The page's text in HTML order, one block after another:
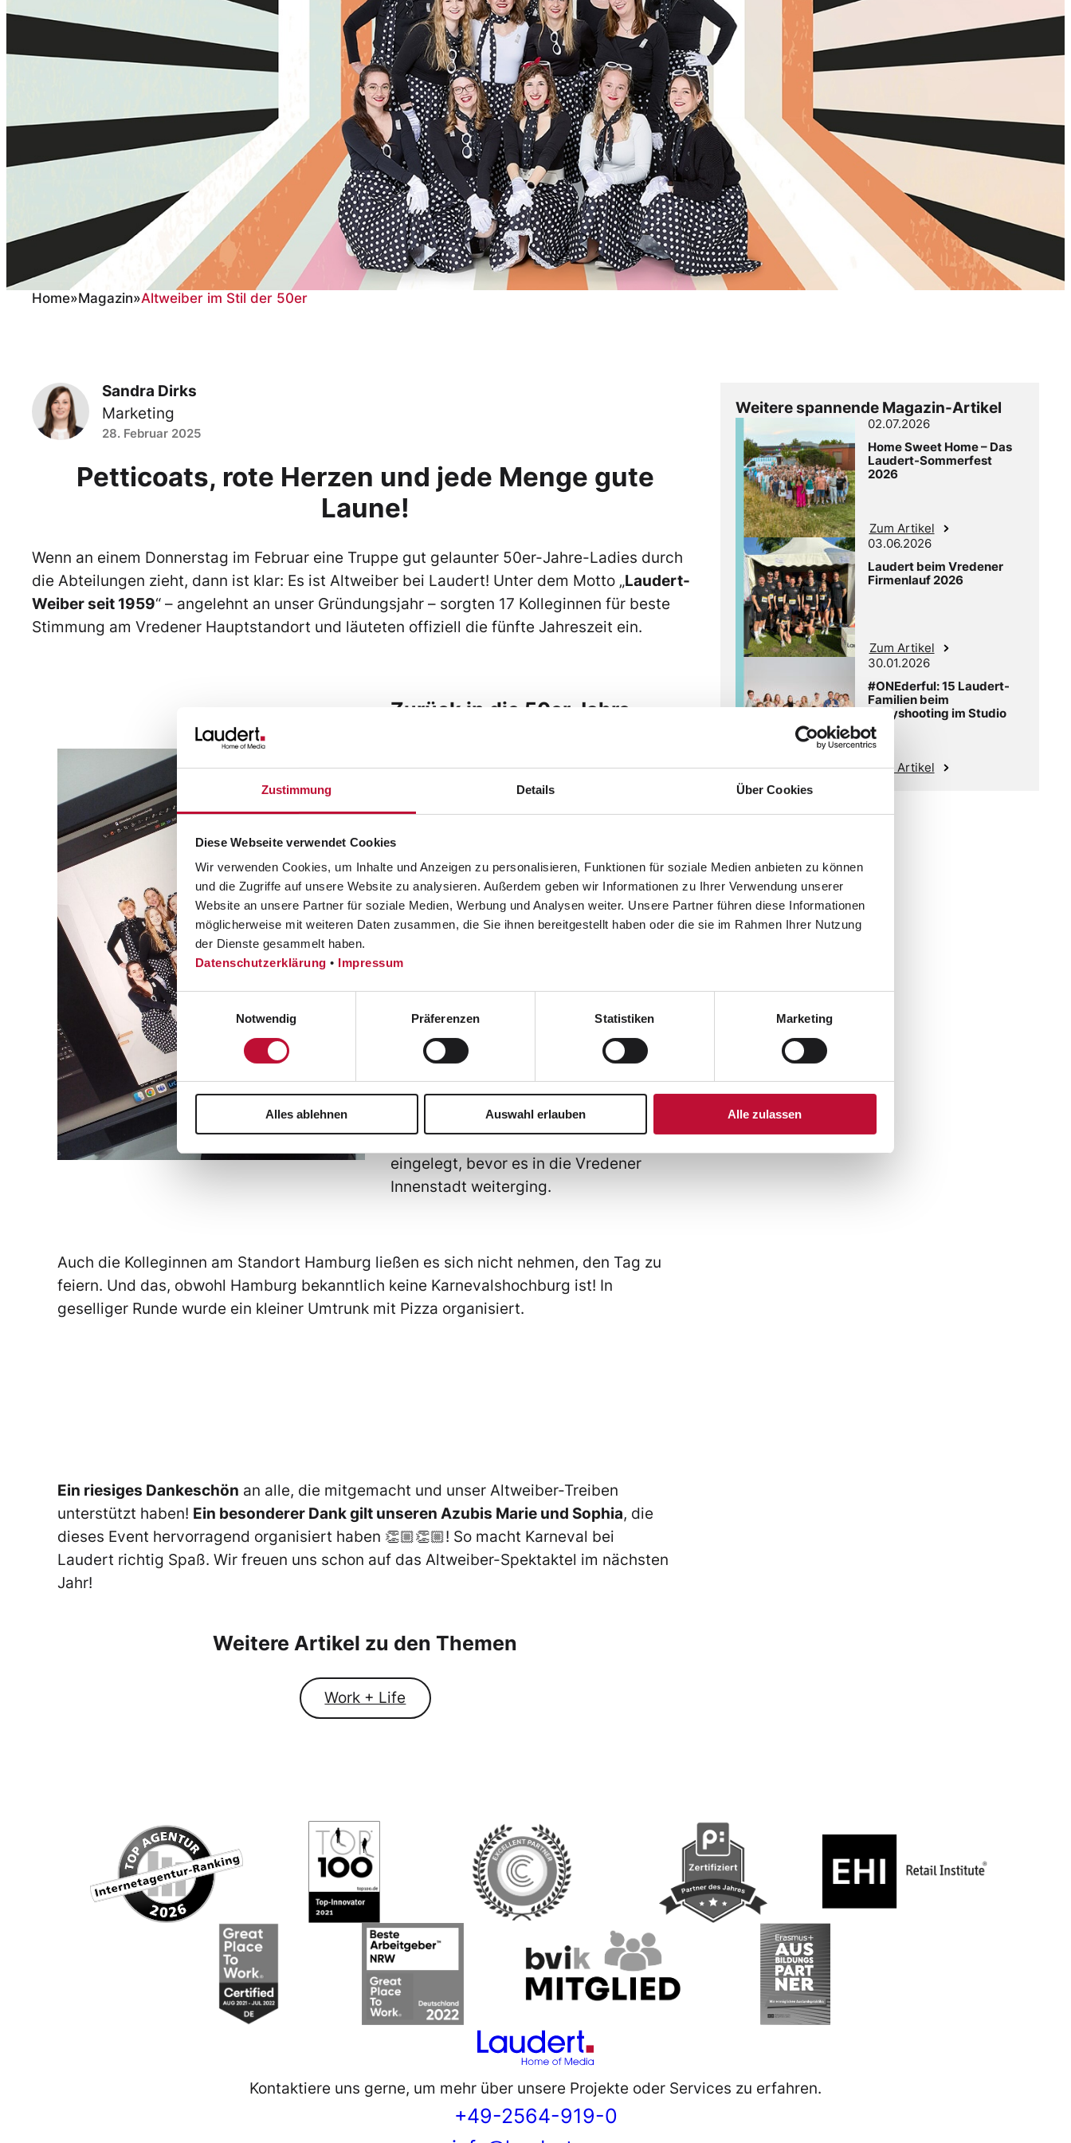
Zustimmung Details Über Cookies
Diese Webseite verwendet Cookies
Wir verwenden Cookies, um Inhalte und Anzeigen zu personalisieren, Funktionen für soziale Medien anbieten zu können
und die Zugriffe auf unsere Website zu analysieren. Außerdem geben wir Informationen zu Ihrer Verwendung unserer
Website an unsere Partner für soziale Medien, Werbung und Analysen weiter. Unsere Partner führen diese Informationen
möglicherweise mit weiteren Daten zusammen, die Sie ihnen bereitgestellt haben oder die sie im Rahmen Ihrer Nutzung
der Dienste gesammelt haben.
Datenschutzerklärung • Impressum
Einwilligungsauswahl
Notwendig
Präferenzen Statistiken Marketing
Alles ablehnen Auswahl erlauben Alle zulassen
Home»Magazin»Altweiber im Stil der 50er
Sandra Dirks
Marketing
28. Februar 2025
Petticoats, rote Herzen und jede Menge gute
Laune!
Wenn an einem Donnerstag im Februar eine Truppe gut gelaunter 50er-Jahre-Ladies durch
die Abteilungen zieht, dann ist klar: Es ist Altweiber bei Laudert! Unter dem Motto „Laudert-
Weiber seit 1959“ – angelehnt an unser Gründungsjahr – sorgten 17 Kolleginnen für beste
Stimmung am Vredener Hauptstandort und läuteten offiziell die fünfte Jahreszeit ein.
Zurück in die 50er Jahre
Altweiber-Ladies zahlreiche rote
Herzchen auf die Wangen der Kollegen
– auch einige Pseudo-Schlipse
mussten dran glauben. Als kleines
ein süßer Gruß in Form von
Natürlich durfte ein Gruppenfoto im
Studionicht fehlen! Schließlich muss
werden. Und weil Feiern hungrig
macht, wurde zum Mittag gemeinsam
eine wohlverdiente Pizzapause
eingelegt, bevor es in die Vredener
Innenstadt weiterging.
Auch die Kolleginnen am Standort Hamburg ließen es sich nicht nehmen, den Tag zu
feiern. Und das, obwohl Hamburg bekanntlich keine Karnevalshochburg ist! In
geselliger Runde wurde ein kleiner Umtrunk mit Pizza organisiert.
Ein riesiges Dankeschön an alle, die mitgemacht und unser Altweiber-Treiben
unterstützt haben! Ein besonderer Dank gilt unseren Azubis Marie und Sophia, die
dieses Event hervorragend organisiert haben 👏🏼👏🏼! So macht Karneval bei
Laudert richtig Spaß. Wir freuen uns schon auf das Altweiber-Spektaktel im nächsten
Jahr!
Weitere Artikel zu den Themen
Work + Life
Weitere spannende Magazin-Artikel
02.07.2026
Home Sweet Home – Das
Laudert-Sommerfest
2026
Zum Artikel
03.06.2026
Laudert beim Vredener
Firmenlauf 2026
Zum Artikel
30.01.2026
#ONEderful: 15 Laudert-
Familien beim
Babyshooting im Studio
Zum Artikel
Kontaktiere uns gerne, um mehr über unsere Projekte oder Services zu erfahren.
+49-2564-919-0